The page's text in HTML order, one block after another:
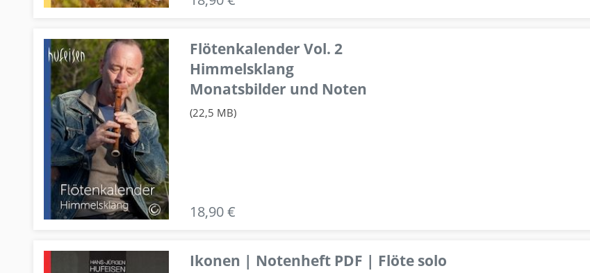
Flötenkalender Vol. 2
Himmelsklang
Monatsbilder und Noten
(22,5 MB)
18,90 €
Ikonen | Notenheft PDF | Flöte solo